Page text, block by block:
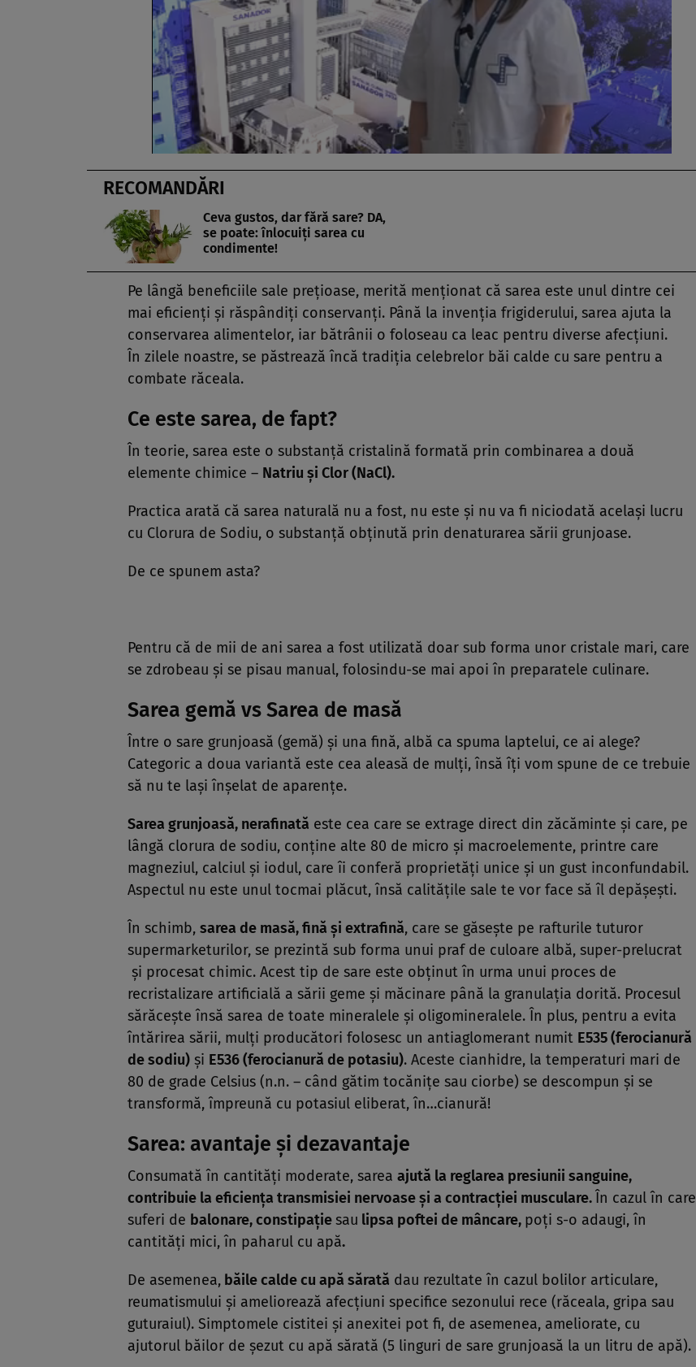
RECOMANDĂRI
Ceva gustos, dar fără sare? DA,
se poate: înlocuiţi sarea cu
condimente!
Pe lângă beneficiile sale preţioase, merită menţionat că sarea este unul dintre cei
mai eficienţi şi răspândiţi conservanţi. Până la invenţia frigiderului, sarea ajuta la
conservarea alimentelor, iar bătrânii o foloseau ca leac pentru diverse afecţiuni.
În zilele noastre, se păstrează încă tradiţia celebrelor băi calde cu sare pentru a
combate răceala.
Ce este sarea, de fapt?
În teorie, sarea este o substanţă cristalină formată prin combinarea a două
elemente chimice – Natriu şi Clor (NaCl).
Practica arată că sarea naturală nu a fost, nu este şi nu va fi niciodată acelaşi lucru
cu Clorura de Sodiu, o substanţă obţinută prin denaturarea sării grunjoase.
De ce spunem asta?
Pentru că de mii de ani sarea a fost utilizată doar sub forma unor cristale mari, care
se zdrobeau şi se pisau manual, folosindu-se mai apoi în preparatele culinare.
Sarea gemă vs Sarea de masă
Între o sare grunjoasă (gemă) şi una fină, albă ca spuma laptelui, ce ai alege?
Categoric a doua variantă este cea aleasă de mulţi, însă îţi vom spune de ce trebuie
să nu te laşi înşelat de aparenţe.
Sarea grunjoasă, nerafinată este cea care se extrage direct din zăcăminte şi care, pe
lângă clorura de sodiu, conţine alte 80 de micro şi macroelemente, printre care
magneziul, calciul şi iodul, care îi conferă proprietăţi unice şi un gust inconfundabil.
Aspectul nu este unul tocmai plăcut, însă calităţile sale te vor face să îl depăşeşti.
În schimb, sarea de masă, fină şi extrafină, care se găseşte pe rafturile tuturor
supermarketurilor, se prezintă sub forma unui praf de culoare albă, super-prelucrat
şi procesat chimic. Acest tip de sare este obţinut în urma unui proces de
recristalizare artificială a sării geme şi măcinare până la granulaţia dorită. Procesul
sărăceşte însă sarea de toate mineralele şi oligomineralele. În plus, pentru a evita
întărirea sării, mulţi producători folosesc un antiaglomerant numit E535 (ferocianură
de sodiu) şi E536 (ferocianură de potasiu). Aceste cianhidre, la temperaturi mari de
80 de grade Celsius (n.n. – când gătim tocăniţe sau ciorbe) se descompun şi se
transformă, împreună cu potasiul eliberat, în…cianură!
Sarea: avantaje şi dezavantaje
Consumată în cantităţi moderate, sarea ajută la reglarea presiunii sanguine,
contribuie la eficienţa transmisiei nervoase şi a contracţiei musculare. În cazul în care
suferi de balonare, constipaţiesau lipsa poftei de mâncare, poţi s-o adaugi, în
cantităţi mici, în paharul cu apă.
De asemenea, băile calde cu apă sărată dau rezultate în cazul bolilor articulare,
reumatismului şi ameliorează afecţiuni specifice sezonului rece (răceala, gripa sau
guturaiul). Simptomele cistitei şi anexitei pot fi, de asemenea, ameliorate, cu
ajutorul băilor de şezut cu apă sărată (5 linguri de sare grunjoasă la un litru de apă).